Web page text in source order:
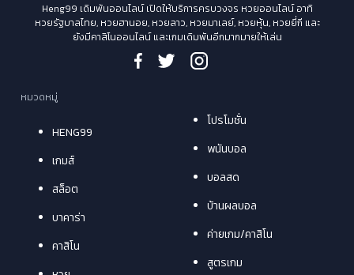
Heng99 เดิมพันออนไลน์ เปิดให้บริการครบวงจร หวยออนไลน์ อาทิ
หวยรัฐบาลไทย, หวยฮานอย, หวยลาว, หวยมาเลย์, หวยหุ้น, หวยยี่กี และ
ยังมีคาสิโนออนไลน์ และเกมเดิมพันอีกมากมายให้เล่น
หมวดหมู่
HENG99
เกมส์
สล็อต
บาคาร่า
คาสิโน
โปรโมชั่น
พนันบอล
บอลสด
บ้านผลบอล
ค่ายเกม/คาสิโน
สูตรเกม